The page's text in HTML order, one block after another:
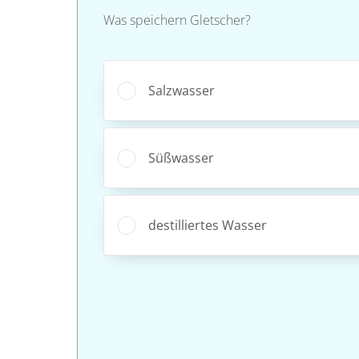
Was speichern Gletscher?
Salzwasser
Süßwasser
destilliertes Wasser